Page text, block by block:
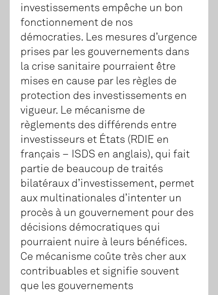
investissements empêche un bon
fonctionnement de nos
démocraties. Les mesures d’urgence
prises par les gouvernements dans
la crise sanitaire pourraient être
mises en cause par les règles de
protection des investissements en
vigueur. Le mécanisme de
règlements des différends entre
investisseurs et États (RDIE en
français – ISDS en anglais), qui fait
partie de beaucoup de traités
bilatéraux d’investissement, permet
aux multinationales d’intenter un
procès à un gouvernement pour des
décisions démocratiques qui
pourraient nuire à leurs bénéfices.
Ce mécanisme coûte très cher aux
contribuables et signifie souvent
que les gouvernements